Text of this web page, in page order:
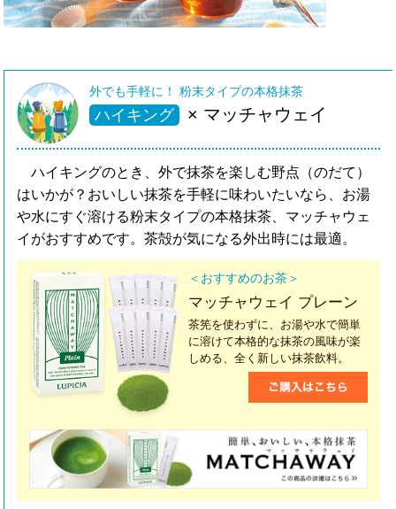
外でも手軽に！ 粉末タイプの本格抹茶
ハイキング × マッチャウェイ
ハイキングのとき、外で抹茶を楽しむ野点（のだて）
はいかが？おいしい抹茶を手軽に味わいたいなら、お湯
や水にすぐ溶ける粉末タイプの本格抹茶、マッチャウェ
イがおすすめです。茶殻が気になる外出時には最適。
＜おすすめのお茶＞
マッチャウェイ プレーン
茶筅を使わずに、お湯や水で簡単
に溶けて本格的な抹茶の風味が楽
しめる、全く新しい抹茶飲料。